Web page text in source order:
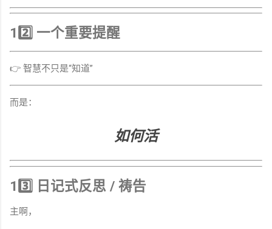
12️⃣ 一个重要提醒
👉 智慧不只是“知道”
而是：
如何活
13️⃣ 日记式反思 / 祷告
主啊，